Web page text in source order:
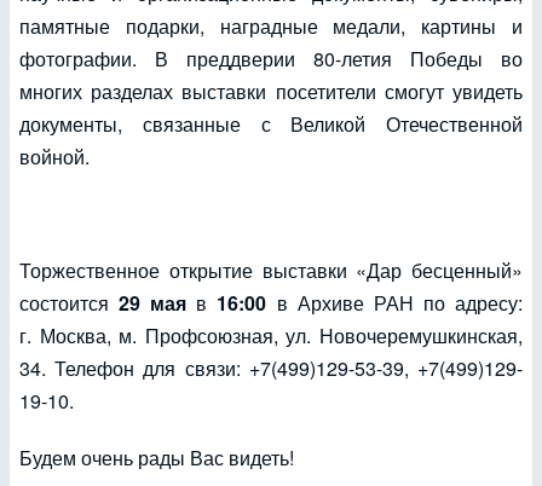
памятные подарки, наградные медали, картины и
фотографии. В преддверии 80-летия Победы во
многих разделах выставки посетители смогут увидеть
документы, связанные с Великой Отечественной
войной.
Торжественное открытие выставки «Дар бесценный»
состоится29 мая в 16:00 в Архиве РАН по адресу:
г. Москва, м. Профсоюзная, ул. Новочеремушкинская,
34. Телефон для связи: +7(499)129-53-39, +7(499)129-
19-10.
Будем очень рады Вас видеть!